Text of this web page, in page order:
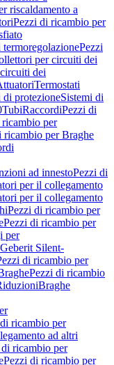
riscaldamento a
Pezzi di ricambio per
Pezzi
per circuiti dei
dei
Termostati
di protezioneSistemi di
TubiRaccordiPezzi di
per
ricambio per Braghe
ad innestoPezzi di
per il collegamento
per il collegamento
Pezzi di ricambio per
Pezzi di ricambio per
per
Geberit Silent-
di ricambio per
Pezzi di ricambio
Braghe
ricambio per
ad altri
ricambio per
Pezzi di ricambio per